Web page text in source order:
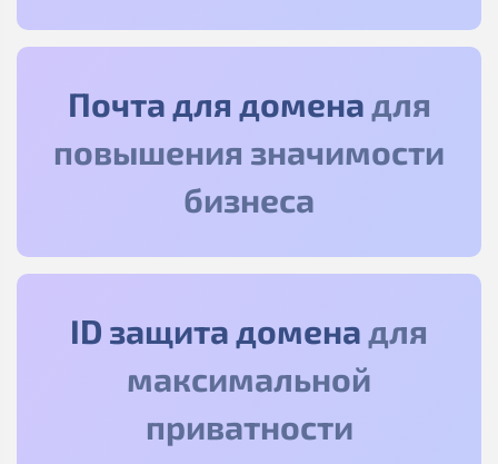
Почта для доменадля
повышения значимости
бизнеса
ID защита доменадля
максимальной
приватности